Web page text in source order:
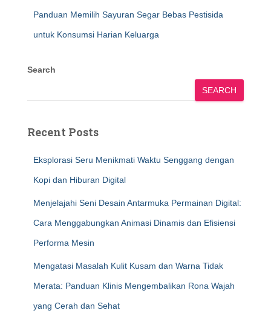
Panduan Memilih Sayuran Segar Bebas Pestisida
untuk Konsumsi Harian Keluarga
Search
SEARCH
Recent Posts
Eksplorasi Seru Menikmati Waktu Senggang dengan
Kopi dan Hiburan Digital
Menjelajahi Seni Desain Antarmuka Permainan Digital:
Cara Menggabungkan Animasi Dinamis dan Efisiensi
Performa Mesin
Mengatasi Masalah Kulit Kusam dan Warna Tidak
Merata: Panduan Klinis Mengembalikan Rona Wajah
yang Cerah dan Sehat